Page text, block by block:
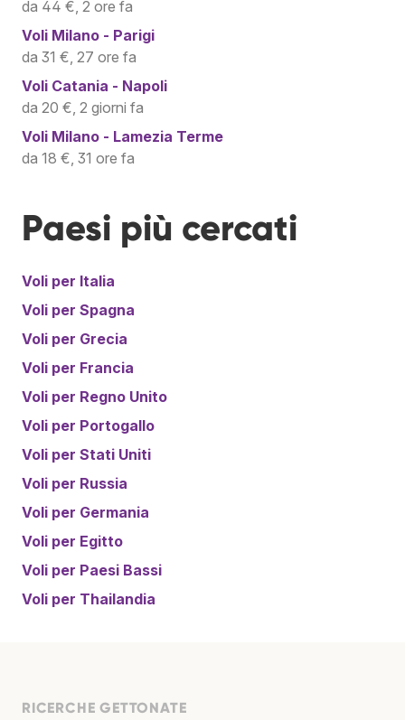
da 44 €, 2 ore fa
Voli Milano - Parigi
da 31 €, 27 ore fa
Voli Catania - Napoli
da 20 €, 2 giorni fa
Voli Milano - Lamezia Terme
da 18 €, 31 ore fa
Paesi più cercati
Voli per Italia
Voli per Spagna
Voli per Grecia
Voli per Francia
Voli per Regno Unito
Voli per Portogallo
Voli per Stati Uniti
Voli per Russia
Voli per Germania
Voli per Egitto
Voli per Paesi Bassi
Voli per Thailandia
RICERCHE GETTONATE